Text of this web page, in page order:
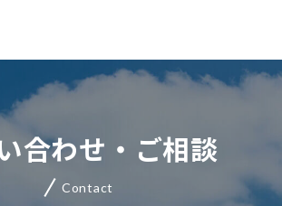
Contact
合わせ・ご相談